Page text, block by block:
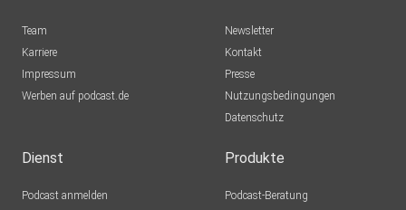
Team
Karriere
Impressum
Werben auf podcast.de
Newsletter
Kontakt
Presse
Nutzungsbedingungen
Datenschutz
Dienst
Podcast anmelden
Produkte
Podcast-Beratung